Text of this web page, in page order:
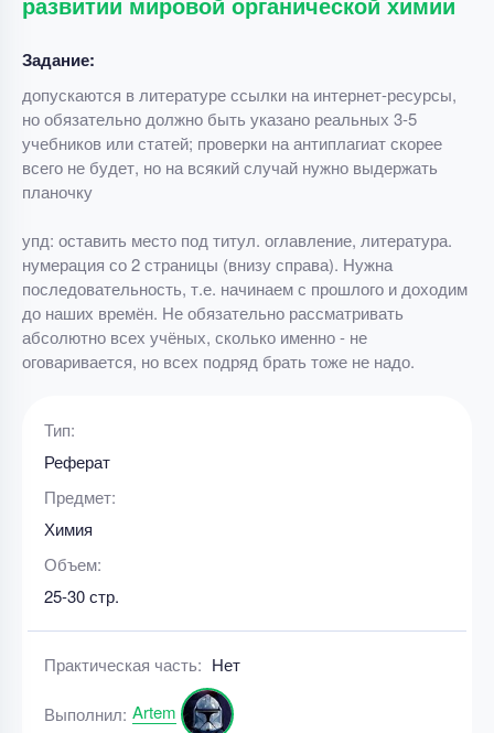
Задание:
допускаются в литературе ссылки на интернет-ресурсы,
но обязательно должно быть указано реальных 3-5
учебников или статей; проверки на антиплагиат скорее
всего не будет, но на всякий случай нужно выдержать
планочку
упд: оставить место под титул. оглавление, литература.
нумерация со 2 страницы (внизу справа). Нужна
последовательность, т.е. начинаем с прошлого и доходим
до наших времён. Не обязательно рассматривать
абсолютно всех учёных, сколько именно - не
оговаривается, но всех подряд брать тоже не надо.
Тип:
Реферат
Предмет:
Химия
Объем:
25-30 стр.
Практическая часть: Нет
Выполнил: Artem